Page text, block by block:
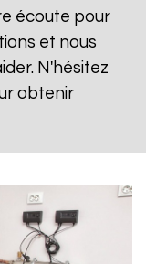
écoute pour
et nous
N'hésitez
obtenir